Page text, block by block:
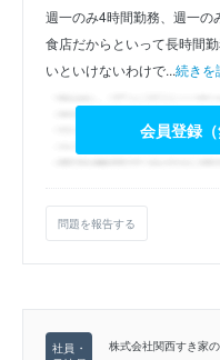
週一のみ4時間勤務、週一の
食店だからといって長時間
いといけないわけで...続きを
会員登録
問題を報告する
株式会社関西すき家